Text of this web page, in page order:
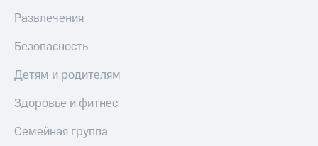
Развлечения
Безопасность
Детям и родителям
Здоровье и фитнес
Семейная группа